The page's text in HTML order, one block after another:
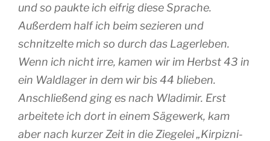
und so paukte ich eifrig diese Sprache.
Außerdem half ich beim sezieren und
schnitzelte mich so durch das Lagerleben.
Wenn ich nicht irre, kamen wir im Herbst 43 in
ein Waldlager in dem wir bis 44 blieben.
Anschließend ging es nach Wladimir. Erst
arbeitete ich dort in einem Sägewerk, kam
aber nach kurzer Zeit in die Ziegelei „Kirpizni-